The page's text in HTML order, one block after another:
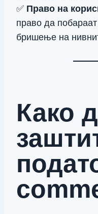
✅ Право на
право да
бришење на
Како